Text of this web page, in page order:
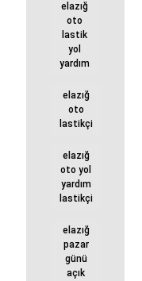
elazığ
oto
lastik
yol
yardım
elazığ
oto
lastikçi
elazığ
oto yol
yardım
lastikçi
elazığ
pazar
günü
açık